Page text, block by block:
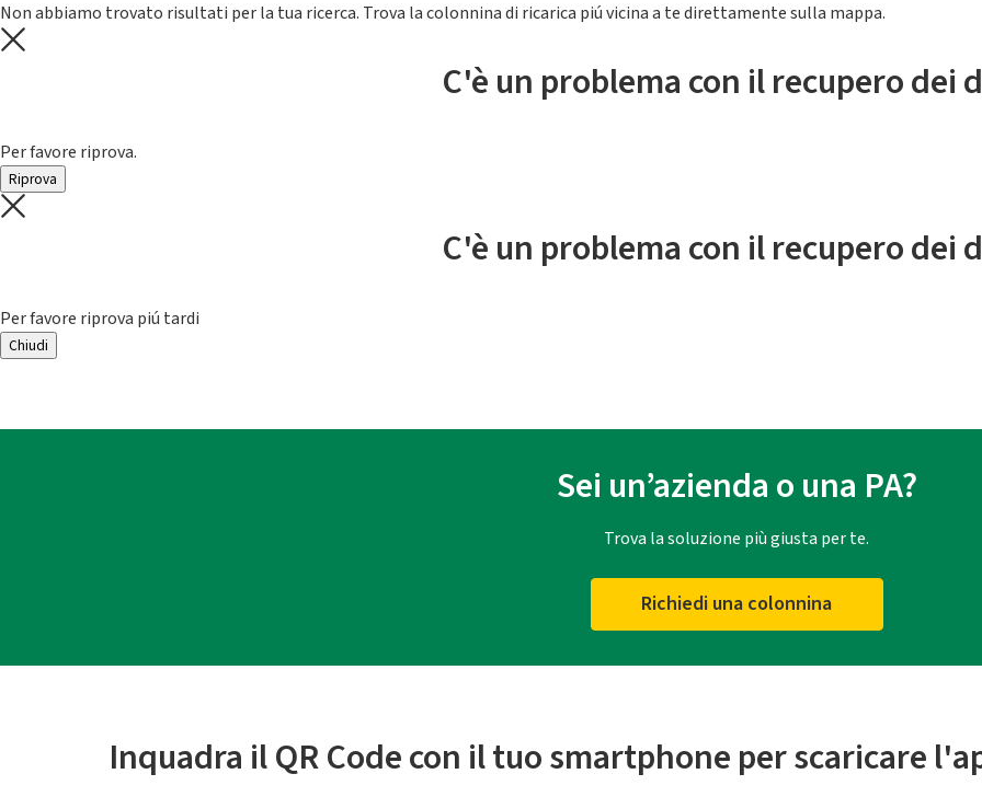
Non abbiamo trovato risultati per la tua ricerca. Trova la colonnina di ricarica piú vicina a te direttamente sulla mappa.
C'è un problema con il recupero dei
Per favore riprova.
Riprova
C'è un problema con il recupero dei
Per favore riprova piú tardi
Chiudi
Sei un’azienda o una PA?
Trova la soluzione più giusta per te.
Richiedi una colonnina
Inquadra il QR Code con il tuo smartphone per scaricare